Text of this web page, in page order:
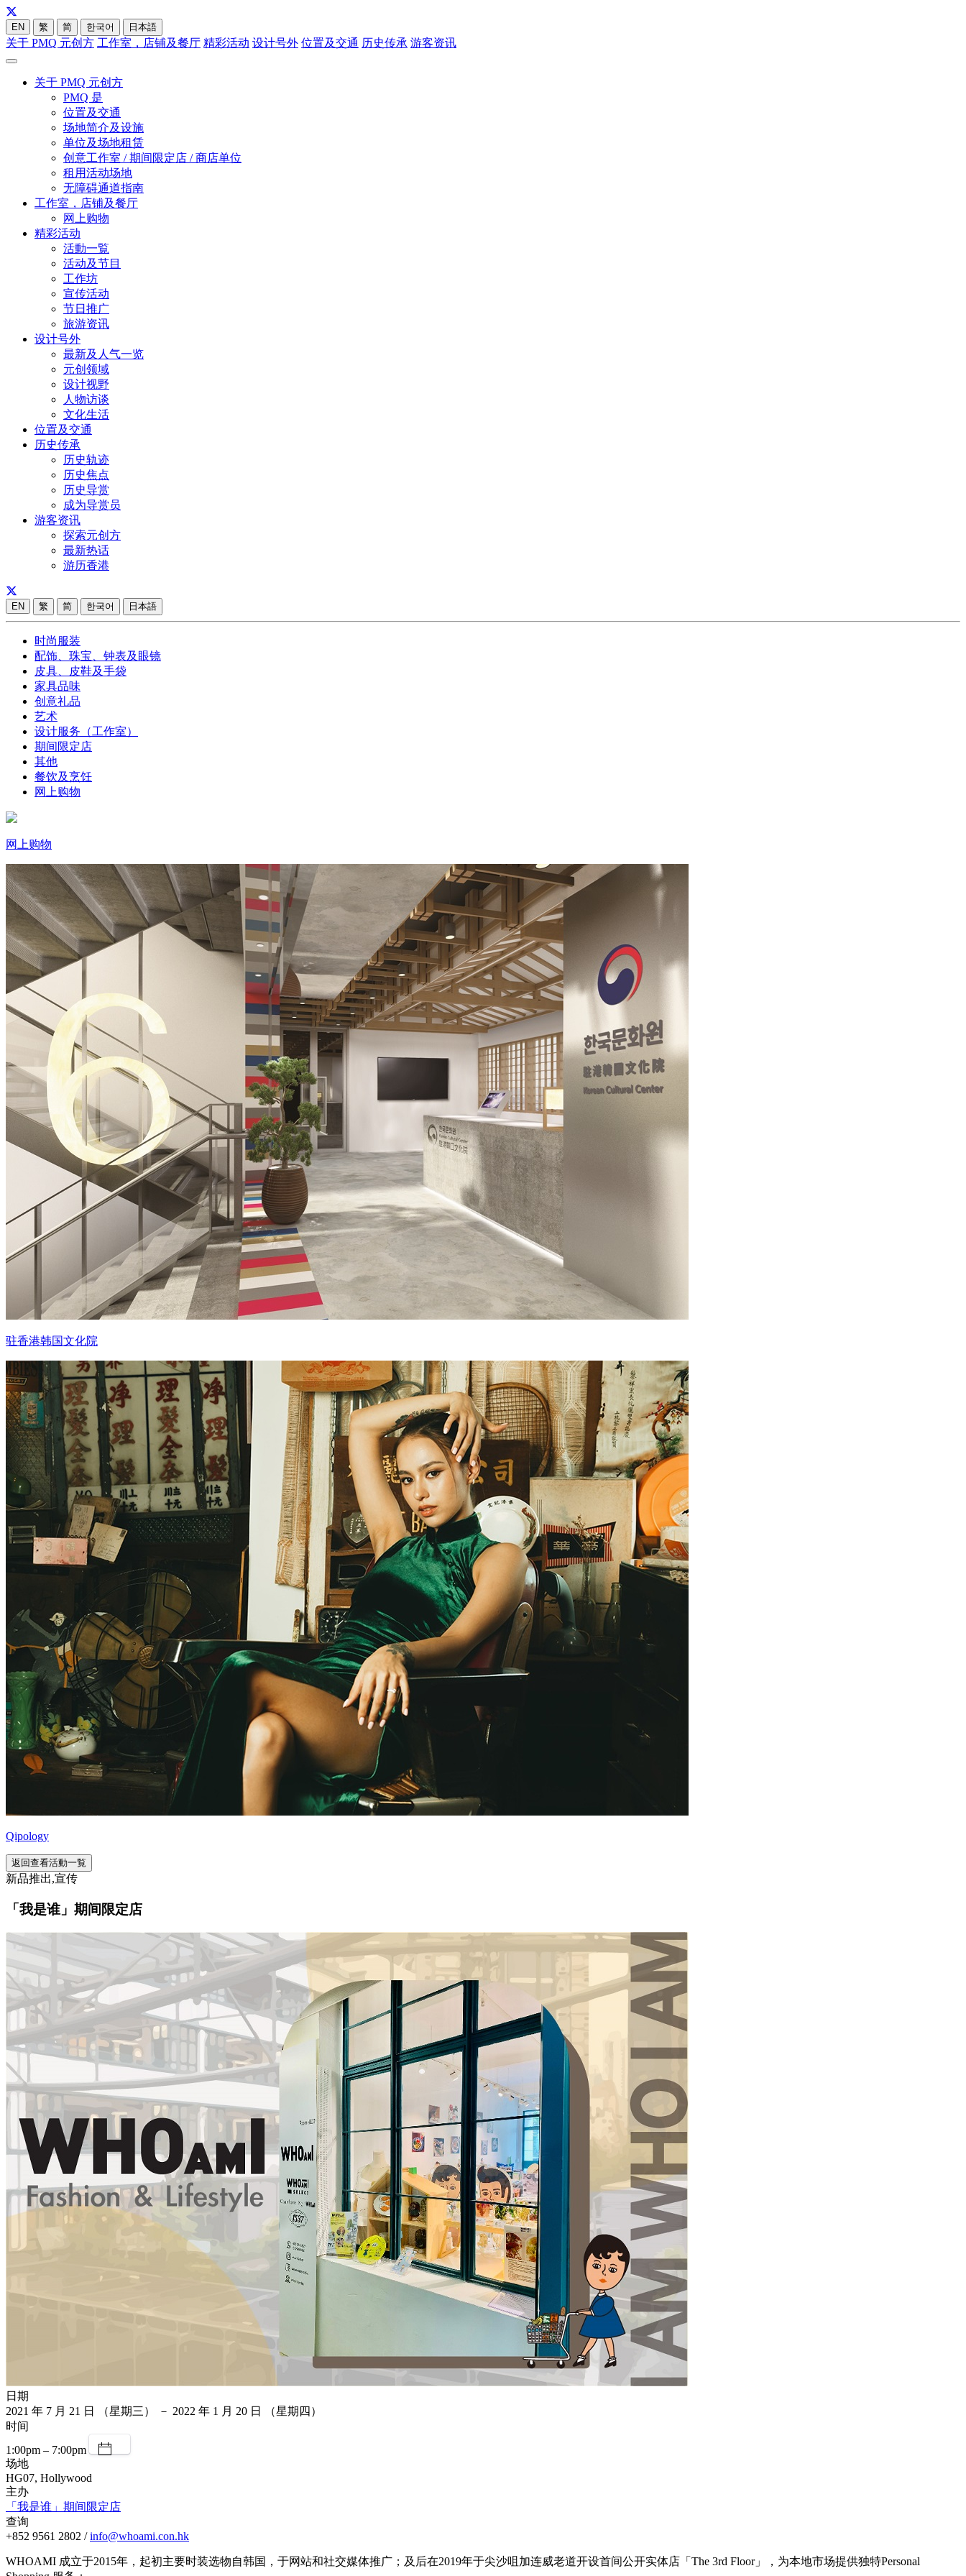
EN 繁 简 한국어 日本語
关于 PMQ 元创方 工作室，店铺及餐厅 精彩活动 设计号外 位置及交通 历史传承 游客资讯
关于 PMQ 元创方
PMQ 是
位置及交通
场地简介及设施
单位及场地租赁
创意工作室 / 期间限定店 / 商店单位
租用活动场地
无障碍通道指南
工作室，店铺及餐厅
网上购物
精彩活动
活動一覧
活动及节目
工作坊
宣传活动
节日推广
旅游资讯
设计号外
最新及人气一览
元创领域
设计视野
人物访谈
文化生活
位置及交通
历史传承
历史轨迹
历史焦点
历史导赏
成为导赏员
游客资讯
探索元创方
最新热话
游历香港
EN 繁 简 한국어 日本語
时尚服装
配饰、珠宝、钟表及眼镜
皮具、皮鞋及手袋
家具品味
创意礼品
艺术
设计服务（工作室）
期间限定店
其他
餐饮及烹饪
网上购物
网上购物
驻香港韩国文化院
Qipology
返回查看活動一覧
新品推出,宣传
「我是谁」期间限定店
日期
2021 年 7 月 21 日 （星期三） － 2022 年 1 月 20 日 （星期四）
时间
1:00pm – 7:00pm
场地
HG07, Hollywood
主办
「我是谁」期间限定店
查询
+852 9561 2802 /info@whoami.con.hk
WHOAMI 成立于2015年，起初主要时装选物自韩国，于网站和社交媒体推广；及后在2019年于尖沙咀加连威老道开设首间公开实体店「The 3rd Floor」，为本地市场提供独特Personal